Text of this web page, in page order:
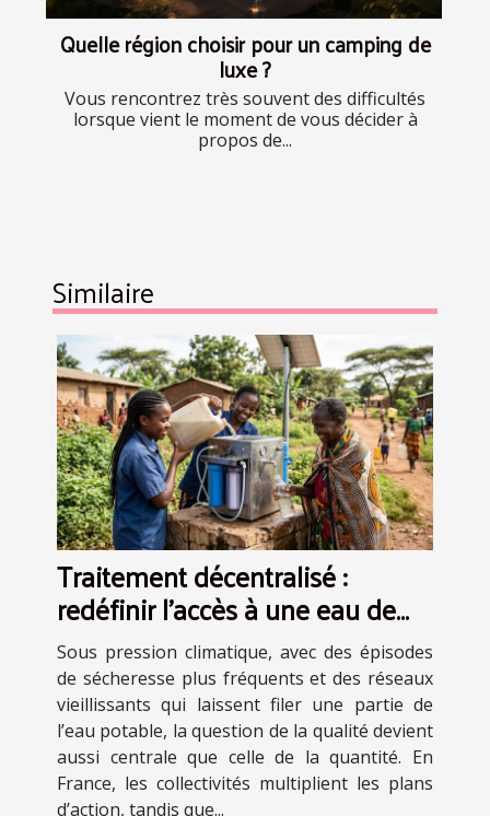
Quelle région choisir pour un camping de
luxe ?
Vous rencontrez très souvent des difficultés
lorsque vient le moment de vous décider à
propos de...
Similaire
Traitement décentralisé :
redéfinir l’accès à une eau de
qualité
Sous pression climatique, avec des épisodes
de sécheresse plus fréquents et des réseaux
vieillissants qui laissent filer une partie de
l’eau potable, la question de la qualité devient
aussi centrale que celle de la quantité. En
France, les collectivités multiplient les plans
d’action, tandis que...